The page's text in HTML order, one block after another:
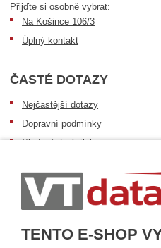
TENTO E-SHOP
Přijďte si osobně vybrat:
Na Košince 106/3
Úplný kontakt
ČASTÉ DOTAZY
Nejčastější dotazy
Dopravní podmínky
Sledování zásilek
Informace k dostupnosti zboží
Obecné informace